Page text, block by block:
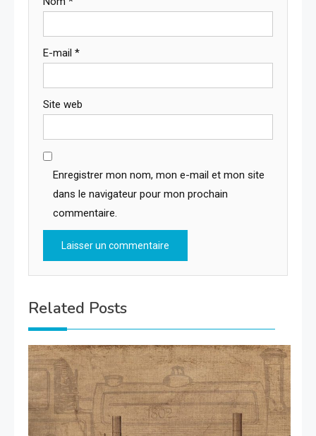
E-mail *
Site web
Enregistrer mon nom, mon e-mail et mon site
dans le navigateur pour mon prochain
commentaire.
Related Posts